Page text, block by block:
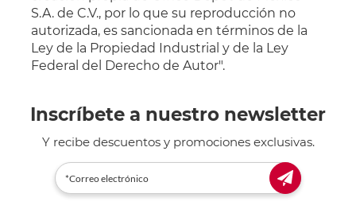
S.A. de C.V., por lo que su reproducción no
autorizada, es sancionada en términos de la
Ley de la Propiedad Industrial y de la Ley
Federal del Derecho de Autor".
Inscríbete a nuestro newsletter
Y recibe descuentos y promociones exclusivas.